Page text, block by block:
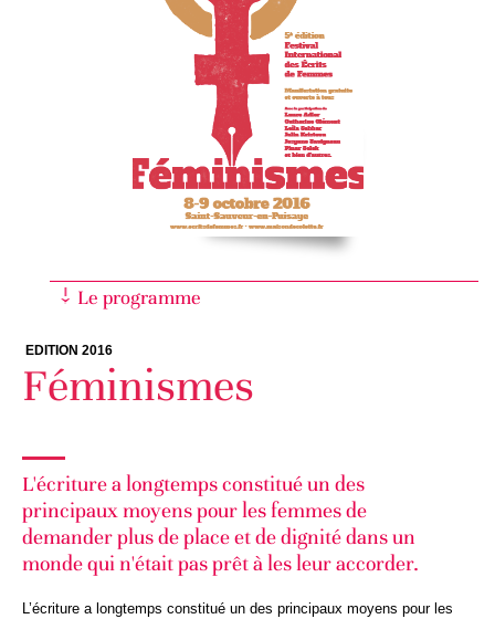
Le programme
EDITION 2016
Féminismes
L'écriture a longtemps constitué un des
principaux moyens pour les femmes de
demander plus de place et de dignité dans un
monde qui n'était pas prêt à les leur accorder.
L’écriture a longtemps constitué un des principaux moyens pour les